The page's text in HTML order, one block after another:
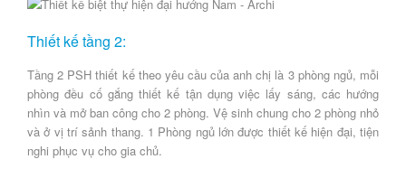
Thiết kế tầng 2:
Tầng 2 PSH thiết kế theo yêu cầu của anh chị là 3 phòng ngủ, mỗi
phòng đều cố gắng thiết kế tận dụng việc lấy sáng, các hướng
nhìn và mở ban công cho 2 phòng. Vệ sinh chung cho 2 phòng nhỏ
và ở vị trí sảnh thang. 1 Phòng ngủ lớn được thiết kế hiện đại, tiện
nghi phục vụ cho gia chủ.